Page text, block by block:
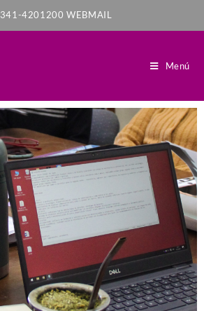
341-4201200WEBMAIL
Menú